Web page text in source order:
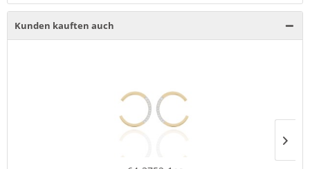
Kunden kauften auch